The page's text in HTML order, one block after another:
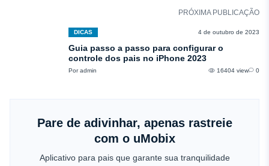
PRÓXIMA PUBLICAÇÃO
DICAS 4 de outubro de 2023
Guia passo a passo para configurar o
controle dos pais no iPhone 2023
Por admin 16404 view 0
Pare de adivinhar, apenas rastreie
com o uMobix
Aplicativo para pais que garante sua tranquilidade